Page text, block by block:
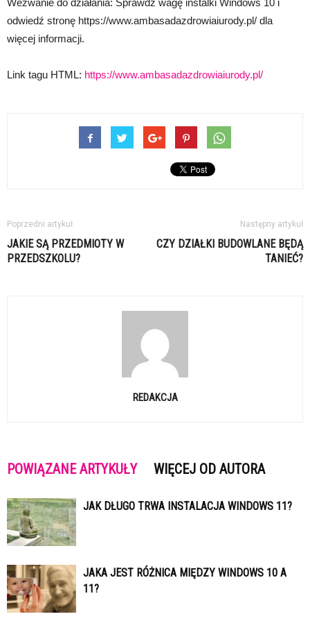
Wezwanie do działania: Sprawdź wagę instalki Windows 10 i
odwiedź stronę https://www.ambasadazdrowiaiurody.pl/ dla
więcej informacji.
Link tagu HTML: https://www.ambasadazdrowiaiurody.pl/
Poprzedni artykuł
JAKIE SĄ PRZEDMIOTY W
PRZEDSZKOLU?
Następny artykuł
CZY DZIAŁKI BUDOWLANE BĘDĄ
TANIEĆ?
REDAKCJA
POWIĄZANE ARTYKUŁY WIĘCEJ OD AUTORA
JAK DŁUGO TRWA INSTALACJA WINDOWS 11?
JAKA JEST RÓŻNICA MIĘDZY WINDOWS 10 A
11?